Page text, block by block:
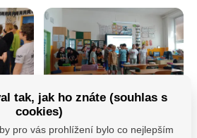
tak, jak ho znáte (souhlas s
cookies)
pro vás prohlížení bylo co nejlepším